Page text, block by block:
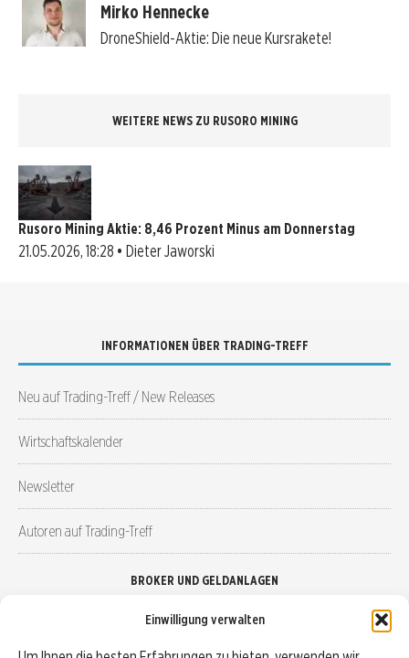
Einwilligung verwalten
Mirko Hennecke
DroneShield-Aktie: Die neue Kursrakete!
WEITERE NEWS ZU RUSORO MINING
Rusoro Mining Aktie: 8,46 Prozent Minus am Donnerstag
21.05.2026, 18:28 • Dieter Jaworski
INFORMATIONEN ÜBER TRADING-TREFF
Neu auf Trading-Treff / New Releases
Wirtschaftskalender
Newsletter
Autoren auf Trading-Treff
BROKER UND GELDANLAGEN